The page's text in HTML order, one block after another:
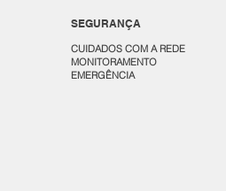
SEGURANÇA
CUIDADOS COM A REDE
MONITORAMENTO
EMERGÊNCIA